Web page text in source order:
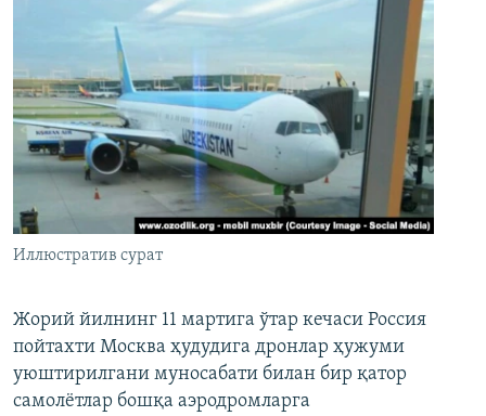
Иллюстратив сурат
Жорий йилнинг 11 мартига ўтар кечаси Россия
пойтахти Москва ҳудудига дронлар ҳужуми
уюштирилгани муносабати билан бир қатор
самолётлар бошқа аэродромларга